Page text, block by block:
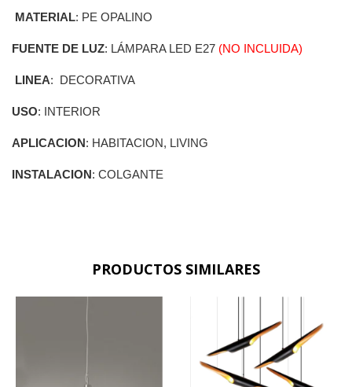
MATERIAL: PE OPALINO
FUENTE DE LUZ: LÁMPARA LED E27 (NO INCLUIDA)
LINEA: DECORATIVA
USO: INTERIOR
APLICACION: HABITACION, LIVING
INSTALACION: COLGANTE
PRODUCTOS SIMILARES